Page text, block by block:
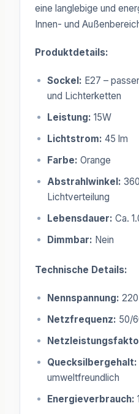
eine langlebige und
Innen- und
Produktdetails:
Sockel: E27 –
und Lichterketten
Leistung: 15W
Lichtstrom: 45 lm
Farbe: Orange
Abstrahlwinkel:
Lichtverteilung
Lebensdauer: Ca.
Dimmbar: Nein
Technische Details:
Nennspannung:
Netzfrequenz: 50/
Quecksilbergehalt:
umweltfreundlich
Energieverbrauch: